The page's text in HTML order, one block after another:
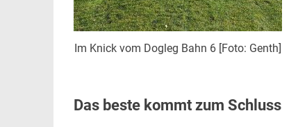
Im Knick vom Dogleg Bahn 6 [Foto: Genth]
Das beste kommt zum Schluss